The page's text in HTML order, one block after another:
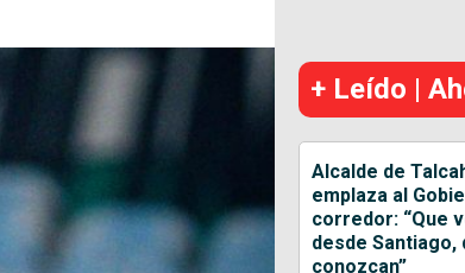
+ Leído |
Alcalde de
emplaza al
corredor: “Que
desde Santiago,
conozcan”